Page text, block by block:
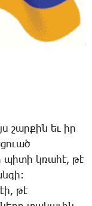
շար­քին եւ իր
կռա­հէ, թէ
թէ